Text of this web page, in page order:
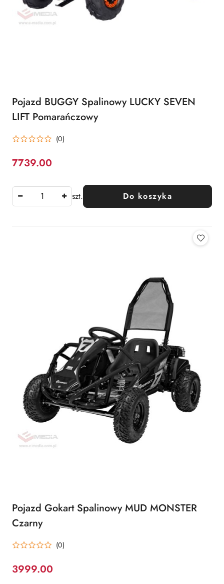
Pojazd BUGGY Spalinowy LUCKY SEVEN
LIFT Pomarańczowy
(0)
Cena:
7739.00
szt. Do koszyka
Pojazd Gokart Spalinowy MUD MONSTER
Czarny
(0)
Cena:
3999.00